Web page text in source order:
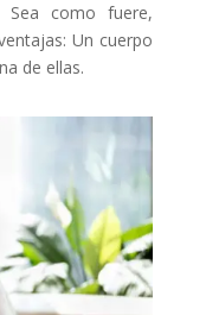
como fuere,
Un cuerpo
de ellas.